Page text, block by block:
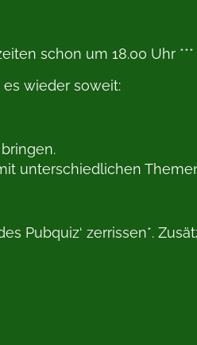
schon um 18.00 Uhr ***
es wieder soweit:
unterschiedlichen
Pubquiz‘ zerrissen*.